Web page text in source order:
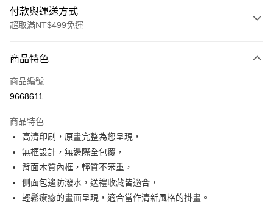
付款與運送方式
超取滿NT$499免運
信用卡一次付款
超商取貨付款
Apple Pay
街口支付
悠遊付
AFTEE先享後付
商品特色
商品編號
9668611
商品特色
高清印刷，原畫完整為您呈現，
無框設計，無邊際全包覆，
背面木質內框，輕質不笨重，
側面包邊防潑水，送禮收藏皆適合，
輕鬆療癒的畫面呈現，適合當作清新風格的掛畫。